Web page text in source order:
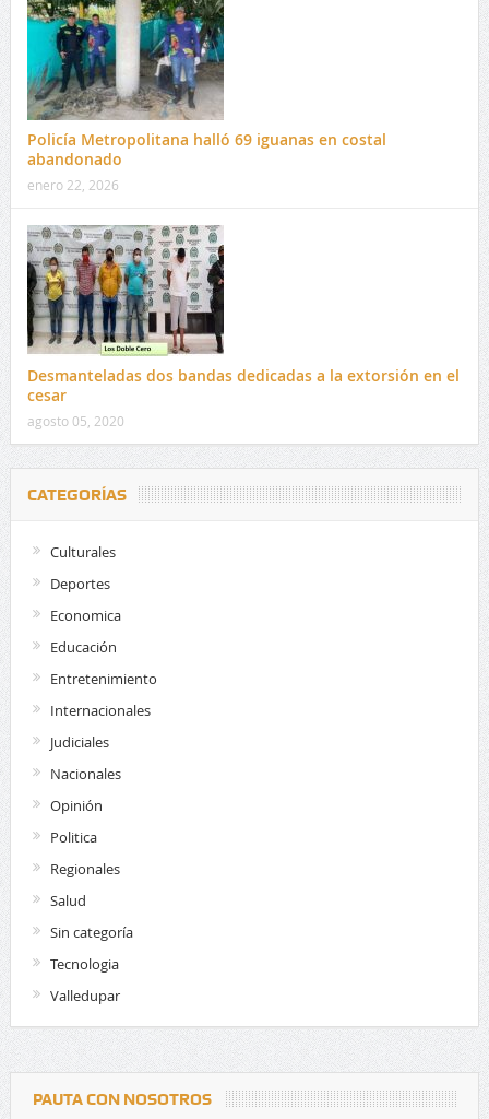
Policía Metropolitana halló 69 iguanas en costal
abandonado
enero 22, 2026
Desmanteladas dos bandas dedicadas a la extorsión en el
cesar
agosto 05, 2020
CATEGORÍAS
Culturales
Deportes
Economica
Educación
Entretenimiento
Internacionales
Judiciales
Nacionales
Opinión
Politica
Regionales
Salud
Sin categoría
Tecnologia
Valledupar
PAUTA CON NOSOTROS